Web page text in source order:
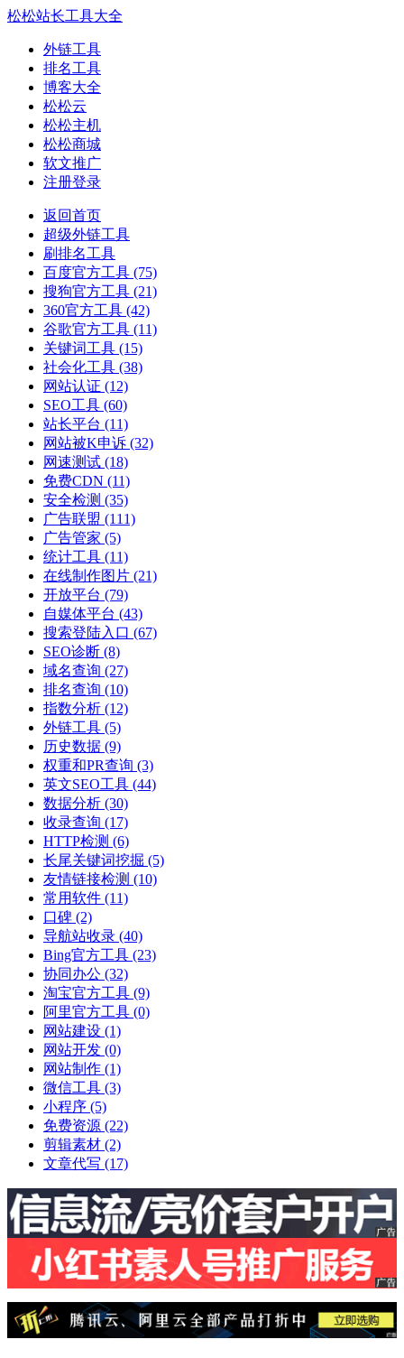
松松站长工具大全
外链工具
排名工具
博客大全
松松云
松松主机
松松商城
软文推广
注册登录
返回首页
超级外链工具
刷排名工具
百度官方工具 (75)
搜狗官方工具 (21)
360官方工具 (42)
谷歌官方工具 (11)
关键词工具 (15)
社会化工具 (38)
网站认证 (12)
SEO工具 (60)
站长平台 (11)
网站被K申诉 (32)
网速测试 (18)
免费CDN (11)
安全检测 (35)
广告联盟 (111)
广告管家 (5)
统计工具 (11)
在线制作图片 (21)
开放平台 (79)
自媒体平台 (43)
搜索登陆入口 (67)
SEO诊断 (8)
域名查询 (27)
排名查询 (10)
指数分析 (12)
外链工具 (5)
历史数据 (9)
权重和PR查询 (3)
英文SEO工具 (44)
数据分析 (30)
收录查询 (17)
HTTP检测 (6)
长尾关键词挖掘 (5)
友情链接检测 (10)
常用软件 (11)
口碑 (2)
导航站收录 (40)
Bing官方工具 (23)
协同办公 (32)
淘宝官方工具 (9)
阿里官方工具 (0)
网站建设 (1)
网站开发 (0)
网站制作 (1)
微信工具 (3)
小程序 (5)
免费资源 (22)
剪辑素材 (2)
文章代写 (17)